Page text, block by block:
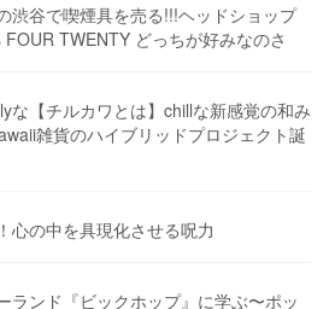
渋谷で喫煙具を売る!!!ヘッドショップ
FOUR TWENTY どっちが好みなのさ
な【チルカワとは】chillな新感覚の和み
雑貨のハイブリッドプロジェクト誕
心の中を具現化させる呪力
ランド『ビックホップ』に学ぶ〜ポッ